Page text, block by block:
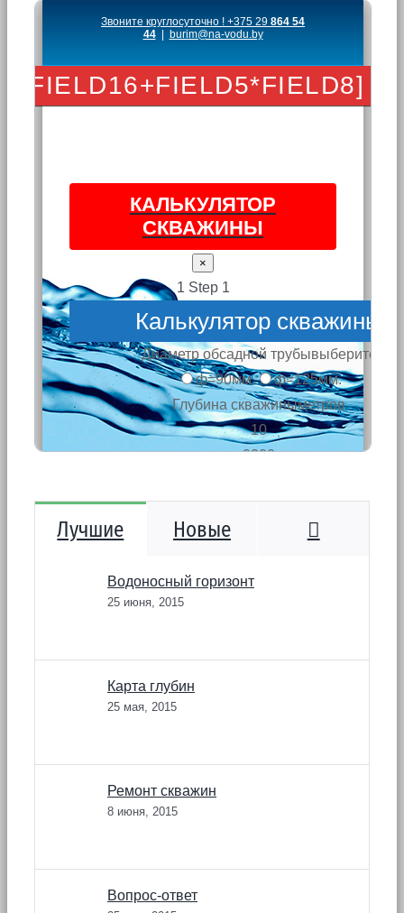
Лучшие Новые
Водоносный горизонт
25 июня, 2015
Карта глубин
25 мая, 2015
Ремонт скважин
8 июня, 2015
Вопрос-ответ